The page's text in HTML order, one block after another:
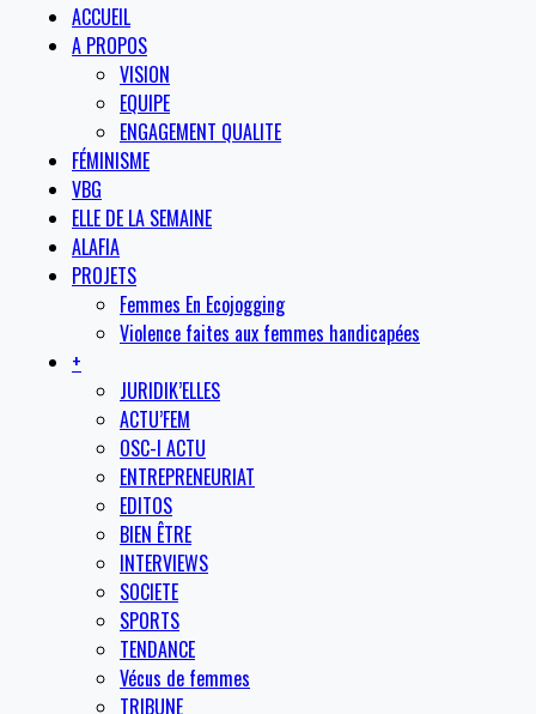
ACCUEIL
A PROPOS
VISION
EQUIPE
ENGAGEMENT QUALITE
FÉMINISME
VBG
ELLE DE LA SEMAINE
ALAFIA
PROJETS
Femmes En Ecojogging
Violence faites aux femmes handicapées
+
JURIDIK’ELLES
ACTU’FEM
OSC-I ACTU
ENTREPRENEURIAT
EDITOS
BIEN ÊTRE
INTERVIEWS
SOCIETE
SPORTS
TENDANCE
Vécus de femmes
TRIBUNE